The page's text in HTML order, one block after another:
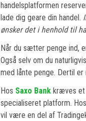
handelsplatformen
lade dig geare din handel.
ønsker det i henhold til
Når du sætter penge ind,
Også selv om du
med lånte penge. Dertil er
Hos Saxo Bank kræves et
specialiseret platform. Hos
vil være en del af